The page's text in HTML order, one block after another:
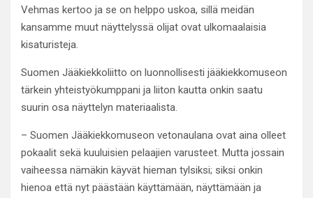
Vehmas kertoo ja se on helppo uskoa, sillä meidän
kansamme muut näyttelyssä olijat ovat ulkomaalaisia
kisaturisteja.
Suomen Jääkiekkoliitto on luonnollisesti jääkiekkomuseon
tärkein yhteistyökumppani ja liiton kautta onkin saatu
suurin osa näyttelyn materiaalista.
– Suomen Jääkiekkomuseon vetonaulana ovat aina olleet
pokaalit sekä kuuluisien pelaajien varusteet. Mutta jossain
vaiheessa nämäkin käyvät hieman tylsiksi; siksi onkin
hienoa että nyt päästään käyttämään, näyttämään ja